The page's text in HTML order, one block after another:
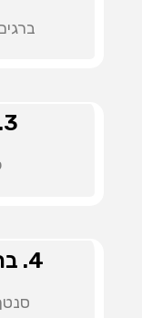
3. בחר צבע / ציפוי
4. בחר מוצרים משלימים